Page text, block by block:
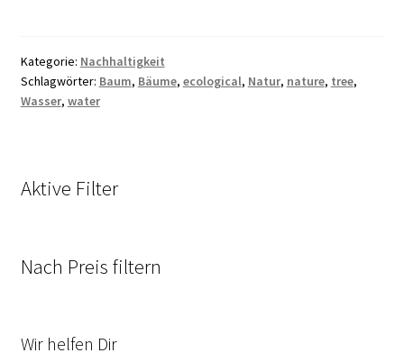
Kategorie: Nachhaltigkeit
Schlagwörter: Baum, Bäume, ecological, Natur, nature, tree,
Wasser, water
Aktive Filter
Nach Preis filtern
Wir helfen Dir